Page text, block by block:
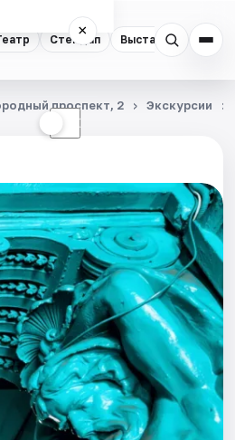
Стендап Выставки
×
☾
проспект, 2 Экскурсии